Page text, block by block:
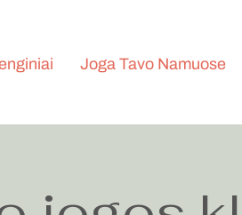
Joga Tavo Namuose